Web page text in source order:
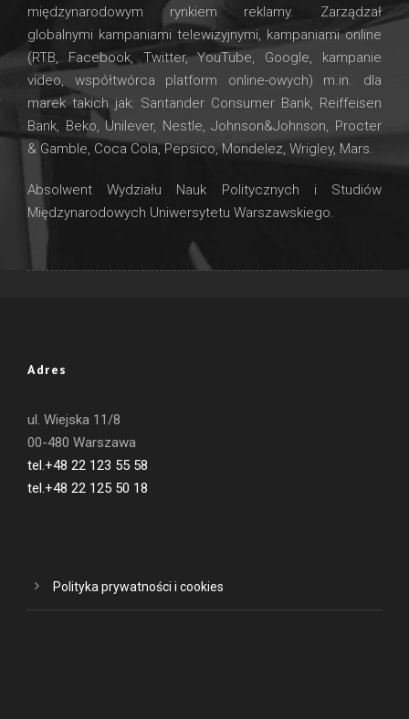
międzynarodowym rynkiem reklamy. Zarządzał
globalnymi kampaniami telewizyjnymi, kampaniami online
(RTB, Facebook, Twitter, YouTube, Google, kampanie
video, współtwórca platform online-owych) m.in. dla
marek takich jak: Santander Consumer Bank, Reiffeisen
Bank, Beko, Unilever, Nestle, Johnson&Johnson, Procter
& Gamble, Coca Cola, Pepsico, Mondelez, Wrigley, Mars.
Absolwent Wydziału Nauk Politycznych i Studiów
Międzynarodowych Uniwersytetu Warszawskiego.
Adres
ul. Wiejska 11/8
00-480 Warszawa
tel.+48 22 123 55 58
tel.+48 22 125 50 18
Polityka prywatności i cookies